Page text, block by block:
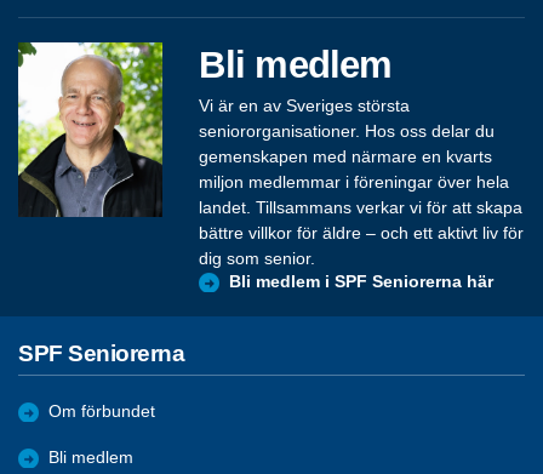
Bli medlem
Vi är en av Sveriges största
seniororganisationer. Hos oss delar du
gemenskapen med närmare en kvarts
miljon medlemmar i föreningar över hela
landet. Tillsammans verkar vi för att skapa
bättre villkor för äldre – och ett aktivt liv för
dig som senior.
Bli medlem i SPF Seniorerna här
SPF Seniorerna
Om förbundet
Bli medlem